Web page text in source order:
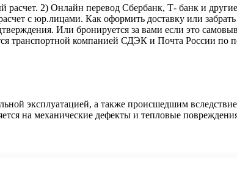
2) Онлайн перевод Сбербанк, Т- банк и
с юр.лицами. Как оформить доставку или
Или бронируется за вами если это
транспортной компанией СДЭК и Почта России по
эксплуатацией️, а также происшедшим вследствие
на механические дефекты и тепловые